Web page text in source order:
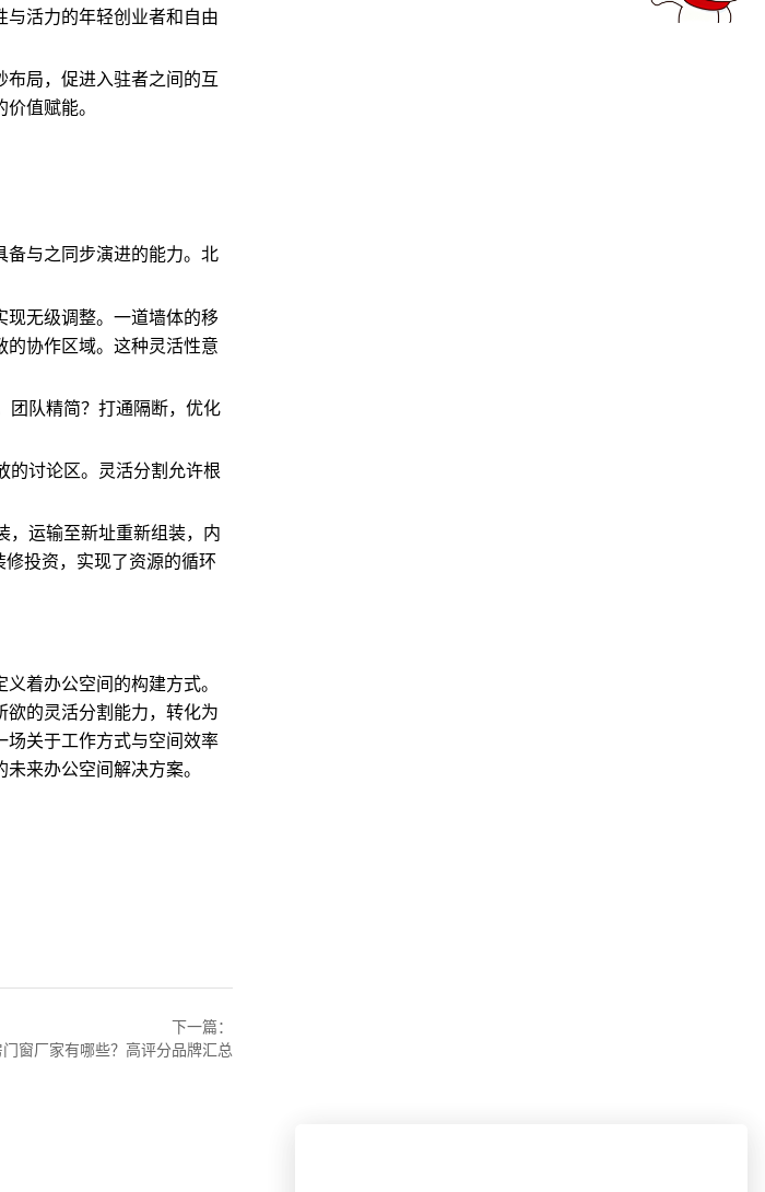
与活力的年轻创业者和自由
布局，促进入驻者之间的互
值赋能。
备与之同步演进的能力。北
现无级调整。一道墙体的移
的协作区域。这种灵活性意
团队精简？打通隔断，优化
的讨论区。灵活分割允许根
，运输至新址重新组装，内
投资，实现了资源的循环
着办公空间的构建方式。
欲的灵活分割能力，转化为
场关于工作方式与空间效率
来办公空间解决方案。
下一篇：
窗厂家有哪些？高评分品牌汇总